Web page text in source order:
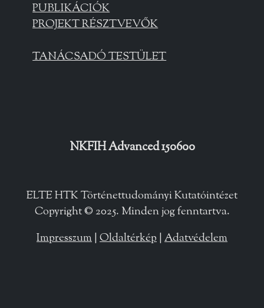
PUBLIKÁCIÓK
PROJEKT RÉSZTVEVŐK
TANÁCSADÓ TESTÜLET
NKFIH Advanced 150600
ELTE HTK Történettudományi Kutatóintézet
Copyright © 2025. Minden jog fenntartva.
Impresszum|Oldaltérkép|Adatvédelem